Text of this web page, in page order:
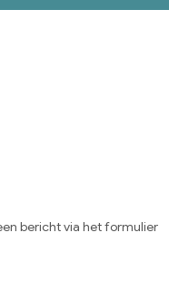
bericht via het formulier